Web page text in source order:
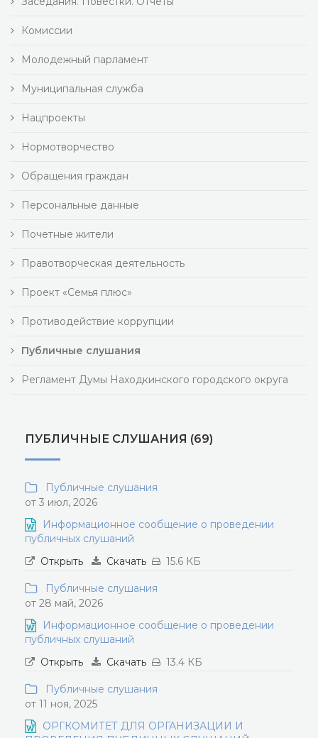
Комиссии
Молодежный парламент
Муниципальная служба
Нацпроекты
Нормотворчество
Обращения граждан
Персональные данные
Почетные жители
Правотворческая деятельность
Проект «Семья плюс»
Противодействие коррупции
Публичные слушания
Регламент Думы Находкинского городского округа
ПУБЛИЧНЫЕ СЛУШАНИЯ (69)
Публичные слушания
от 3 июл, 2026
Информационное сообщение о проведении
публичных слушаний
Открыть
Скачать 15.6 КБ
Публичные слушания
от 28 май, 2026
Информационное сообщение о проведении
публичных слушаний
Открыть
Скачать 13.4 КБ
Публичные слушания
от 11 ноя, 2025
ОРГКОМИТЕТ ДЛЯ ОРГАНИЗАЦИИ И